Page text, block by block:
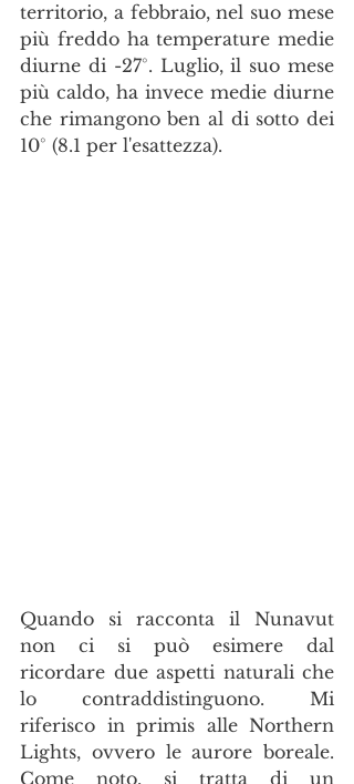
territorio, a febbraio, nel suo mese
più freddo ha temperature medie
diurne di -27°. Luglio, il suo mese
più caldo, ha invece medie diurne
che rimangono ben al di sotto dei
10° (8.1 per l'esattezza).
Quando si racconta il Nunavut
non ci si può esimere dal
ricordare due aspetti naturali che
lo contraddistinguono. Mi
riferisco in primis alle Northern
Lights, ovvero le aurore boreale.
Come noto, si tratta di un